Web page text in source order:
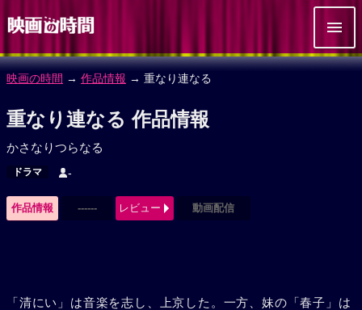
映画の時間 → 作品情報 → 重なり連なる
重なり連なる 作品情報
かさなりつらなる
ドラマ -
作品情報 ------ レビュー 動画配信
「清にい」は音楽を志し、上京した。一方、妹の「春子」は